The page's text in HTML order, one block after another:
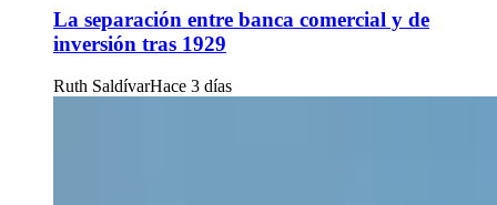
La separación entre banca comercial y de
inversión tras 1929
Ruth SaldívarHace 3 días